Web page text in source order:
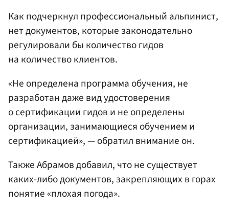
Как подчеркнул профессиональный альпинист,
нет документов, которые законодательно
регулировали бы количество гидов
на количество клиентов.
«Не определена программа обучения, не
разработан даже вид удостоверения
о сертификации гидов и не определены
организации, занимающиеся обучением и
сертификацией», — обратил внимание он.
Также Абрамов добавил, что не существует
каких-либо документов, закрепляющих в горах
понятие «плохая погода».